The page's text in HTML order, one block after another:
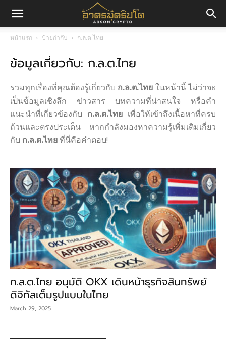
มค
ปโต
หน้าแรก ป้ายกำกับ ก.ล.ต.ไทย
ข้อมูลเกี่ยวกับ: ก.ล.ต.ไทย
รวมทุกเรื่องที่คุณต้องรู้เกี่ยวกับ ก.ล.ต.ไทย ในหน้านี้ ไม่ว่าจะ
เป็นข้อมูลเชิงลึก ข่าวสาร บทความที่น่าสนใจ หรือคำ
แนะนำที่เกี่ยวข้องกับ ก.ล.ต.ไทย เพื่อให้เข้าถึงเนื้อหาที่ครบ
ถ้วนและตรงประเด็น หากกำลังมองหาความรู้เพิ่มเติมเกี่ยว
กับ ก.ล.ต.ไทยที่นี่คือคำตอบ!
ก.ล.ต.ไทย อนุมัติ OKX เดินหน้าธุรกิจสินทรัพย์
ดิจิทัลเต็มรูปแบบในไทย
March 29, 2025